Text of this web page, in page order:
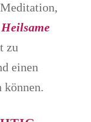
Heilsame
zu
einen
können.